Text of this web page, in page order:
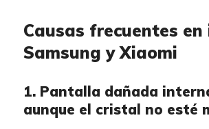
Causas frecuentes en
Samsung y Xiaomi
1. Pantalla dañada
aunque el cristal no esté